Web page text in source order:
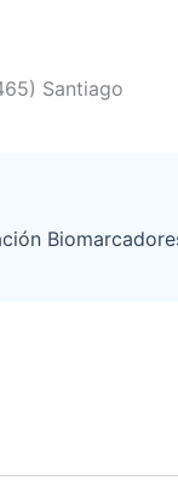
Santiago